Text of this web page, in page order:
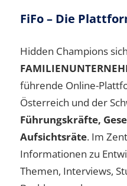
FiFo – Die
Hidden Champions
führende Online-
Österreich und der
Führungskräfte,
Aufsichtsräte. Im
Informationen zu
Themen, Interviews,